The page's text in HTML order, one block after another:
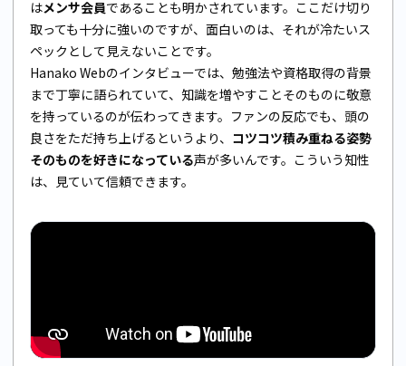
はメンサ会員であることも明かされています。ここだけ切り
取っても十分に強いのですが、面白いのは、それが冷たいス
ペックとして見えないことです。
Hanako Webのインタビューでは、勉強法や資格取得の背景
まで丁寧に語られていて、知識を増やすことそのものに敬意
を持っているのが伝わってきます。ファンの反応でも、頭の
良さをただ持ち上げるというより、 コツコツ積み重ねる姿勢
そのものを好きになっている声が多いんです。こういう知性
は、見ていて信頼できます。